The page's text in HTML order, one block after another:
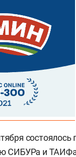
состоялось
СИБУРа и